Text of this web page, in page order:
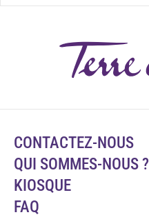
CONTACTEZ-NOUS
QUI SOMMES-NOUS ?
KIOSQUE
FAQ